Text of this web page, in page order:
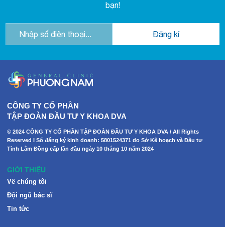
bạn!
CÔNG TY CỔ PHẦN
TẬP ĐOÀN ĐẦU TƯ Y KHOA DVA
© 2024 CÔNG TY CỔ PHẦN TẬP ĐOÀN ĐẦU TƯ Y KHOA DVA / All Rights
Reserved I Số đăng ký kinh doanh: 5801524371 do Sở Kế hoạch và Đầu tư
Tỉnh Lâm Đồng cấp lần đầu ngày 10 tháng 10 năm 2024
GIỚI THIỆU
Về chúng tôi
Đội ngũ bác sĩ
Tin tức